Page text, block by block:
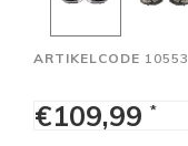
ARTIKELCODE 10553
€109,99 *